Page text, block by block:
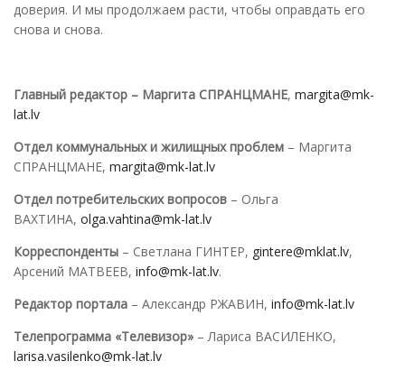
доверия. И мы продолжаем расти, чтобы оправдать его
снова и снова.
Главный редактор – Маргита СПРАНЦМАНЕ, margita@mk-
lat.lv
Отдел коммунальных и жилищных проблем – Маргита
СПРАНЦМАНЕ, margita@mk-lat.lv
Отдел потребительских вопросов – Ольга
ВАХТИНА, olga.vahtina@mk-lat.lv
Корреспонденты – Светлана ГИНТЕР, gintere@mklat.lv,
Арсений МАТВЕЕВ, info@mk-lat.lv.
Редактор портала – Александр РЖАВИН, info@mk-lat.lv
Телепрограмма «Телевизор» – Лариса ВАСИЛЕНКО,
larisa.vasilenko@mk-lat.lv